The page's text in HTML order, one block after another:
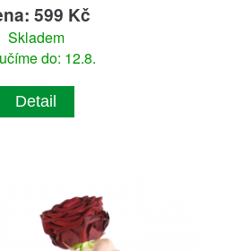
599 Kč
Skladem
do: 12.8.
Detail